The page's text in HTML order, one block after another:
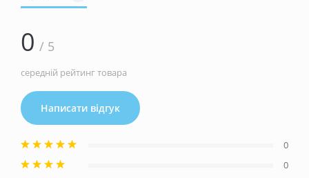
0 / 5
середній рейтинг товара
Написати відгук
0
0